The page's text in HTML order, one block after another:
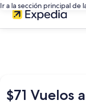
Ir a la sección principal de
$71 Vuelos